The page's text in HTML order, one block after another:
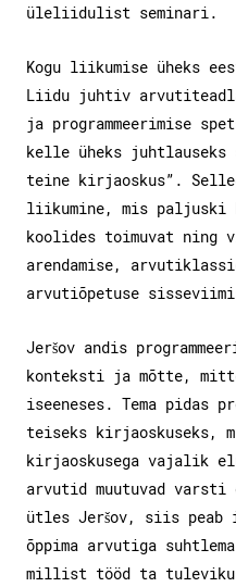
üleliidulist seminari.
Kogu liikumise üheks
Liidu juhtiv
ja programmeerimise
kelle üheks juhtlauseks
teine kirjaoskus”.
liikumine, mis paljuski
koolides toimuvat ning
arendamise,
arvutiõpetuse
Jeršov andis
konteksti ja mõtte,
iseeneses. Tema pidas
teiseks kirjaoskuseks,
kirjaoskusega vajalik
arvutid muutuvad
ütles Jeršov, siis peab
õppima arvutiga
millist tööd ta tulevikus